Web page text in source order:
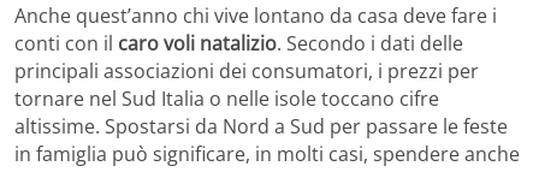
Anche quest’anno chi vive lontano da casa deve fare i
conti con il caro voli natalizio. Secondo i dati delle
principali associazioni dei consumatori, i prezzi per
tornare nel Sud Italia o nelle isole toccano cifre
altissime. Spostarsi da Nord a Sud per passare le feste
in famiglia può significare, in molti casi, spendere anche